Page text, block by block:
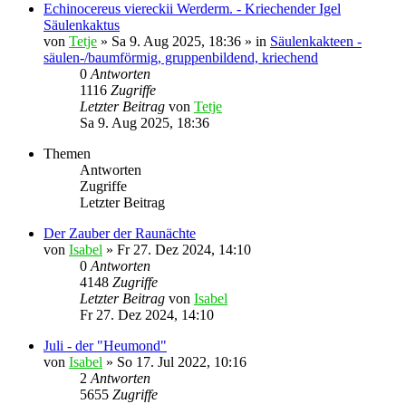
Echinocereus viereckii Werderm. - Kriechender Igel
Säulenkaktus
von Tetje » Sa 9. Aug 2025, 18:36 » in Säulenkakteen -
säulen-/baumförmig, gruppenbildend, kriechend
0 Antworten
1116 Zugriffe
Letzter Beitrag von Tetje
Sa 9. Aug 2025, 18:36
Themen
Antworten
Zugriffe
Letzter Beitrag
Der Zauber der Raunächte
von Isabel » Fr 27. Dez 2024, 14:10
0 Antworten
4148 Zugriffe
Letzter Beitrag von Isabel
Fr 27. Dez 2024, 14:10
Juli - der "Heumond"
von Isabel » So 17. Jul 2022, 10:16
2 Antworten
5655 Zugriffe